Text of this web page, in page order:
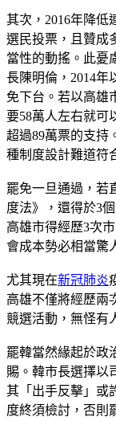
其次，2016年降低
選民投票，且贊成
當性的動搖。此憂
長陳明倫，2014年
免下台。若以高雄
要58萬人左右就可
超過89萬票的支持
種制度設計難道符
罷免一旦通過，若
度法》，還得於3
高雄市得經歷3次
會成本勢必相當驚
尤其現在新冠肺炎
高雄不僅將經歷兩
競選活動，無怪有
罷韓當然緣起於政
賜。韓市長選擇以
其「出手反擊」或
度終須檢討，否則